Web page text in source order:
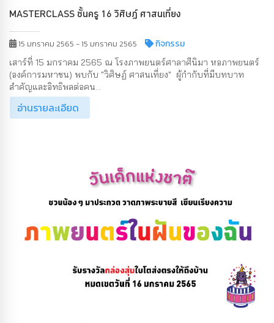
MASTERCLASS ชั้นครู 16 วิศิษฏ์ ศาสนเที่ยง
15 มกราคม 2565 - 15 มกราคม 2565 กิจกรรม
เสาร์ที่ 15 มกราคม 2565 ณ โรงภาพยนตร์ศาลาศีนิมา หอภาพยนตร์
(องค์การมหาชน) พบกับ "วิศิษฏ์ ศาสนเที่ยง" ผู้กำกับที่มีบทบาท
สำคัญและอิทธิพลต่อคน...
อ่านรายละเอียด